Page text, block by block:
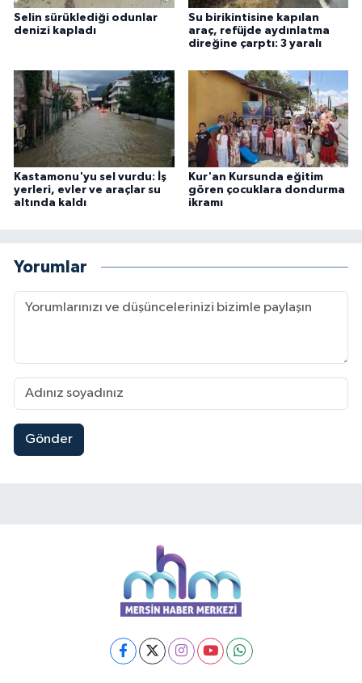
Selin sürüklediği odunlar
denizi kapladı
Su birikintisine kapılan
araç, refüjde aydınlatma
direğine çarptı: 3 yaralı
Kastamonu'yu sel vurdu: İş
yerleri, evler ve araçlar su
altında kaldı
Kur'an Kursunda eğitim
gören çocuklara dondurma
ikramı
Yorumlar
Gönder